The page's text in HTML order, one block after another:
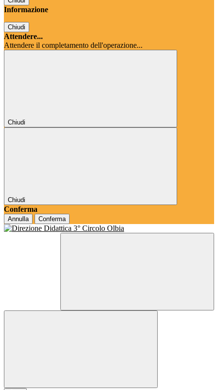
Informazione
Chiudi
Attendere...
Attendere il completamento dell'operazione...
Chiudi
Chiudi
Conferma
Annulla Conferma